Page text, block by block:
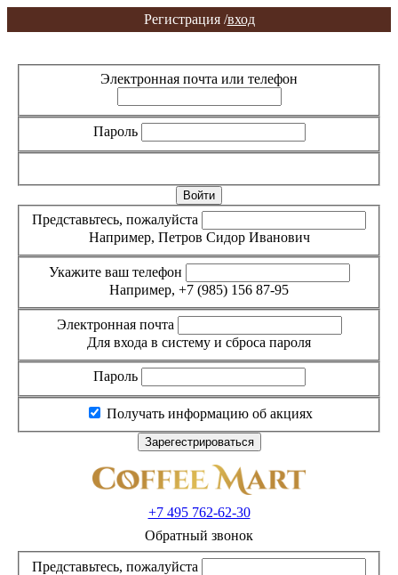
Регистрация /вход
Электронная почта или телефон
Пароль
Представьтесь, пожалуйста
Например, Петров Сидор Иванович
Укажите ваш телефон
Например, +7 (985) 156 87-95
Электронная почта
Для входа в систему и сброса пароля
Пароль
Получать информацию об акциях
+7 495762-62-30
Обратный звонок
Представьтесь, пожалуйста